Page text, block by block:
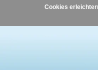
Cookies